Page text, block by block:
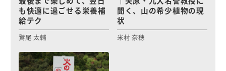
も快適に過ごせる栄養補
給テク
鷲尾 太輔
聞く、山の希少植物の現
状
米村 奈穂